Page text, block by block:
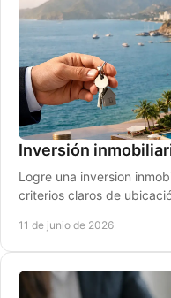
Inversión
Logre una inversion
criterios claros de
11 de junio de 2026